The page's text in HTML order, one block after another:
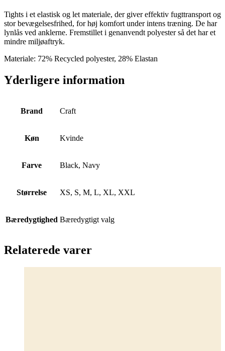
Tights i et elastisk og let materiale, der giver effektiv fugttransport og
stor bevægelsesfrihed, for høj komfort under intens træning. De har
lynlås ved anklerne. Fremstillet i genanvendt polyester så det har et
mindre miljøaftryk.
Materiale: 72% Recycled polyester, 28% Elastan
Yderligere information
Brand Craft
Køn Kvinde
Farve Black, Navy
Størrelse XS, S, M, L, XL, XXL
Bæredygtighed Bæredygtigt valg
Relaterede varer